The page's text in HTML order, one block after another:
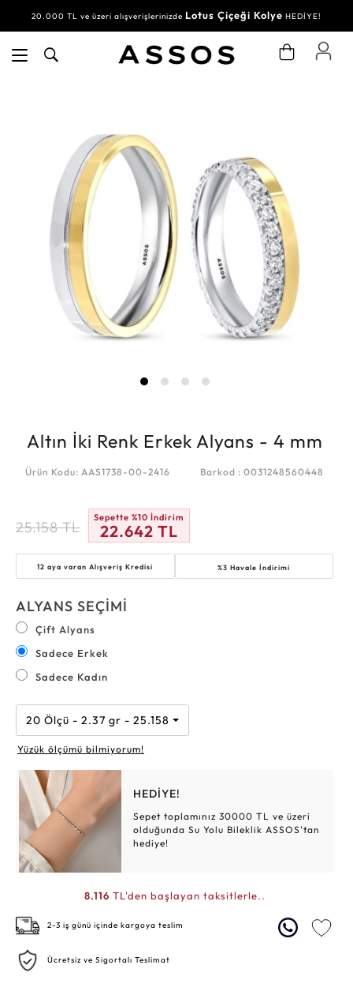
20.000 TL ve üzeri alışverişlerinizde Lotus Çiçeği Kolye HEDİYE!
Altın İki Renk Erkek Alyans - 4 mm
Ürün Kodu: AAS1738-00-2416 Barkod : 0031248560448
25.158 TL
Sepette %10 İndirim
22.642 TL
12 aya varanAlışveriş Kredisi %3 Havale İndirimi
ALYANS SEÇİMİ
Çift Alyans
Sadece Erkek
Sadece Kadın
20 Ölçü - 2.37 gr - 25.158 TL
Yüzük ölçümü bilmiyorum!
HEDİYE!
Sepet toplamınız 30000 TL ve üzeri
olduğunda Su Yolu Bileklik ASSOS'tan
hediye!
8.116 TL'den başlayan taksitlerle..
2-3 iş günü içinde kargoya teslim
Ücretsiz ve Sigortalı Teslimat